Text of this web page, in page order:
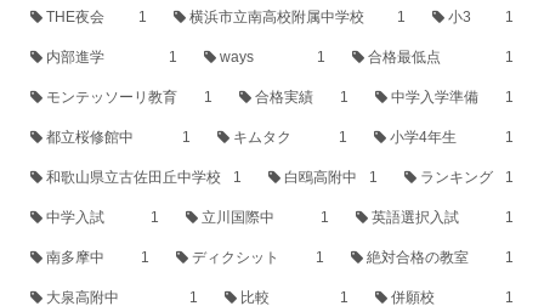
THE夜会 1 横浜市立南高校附属中学校 1 小3 1
内部進学 1 ways 1 合格最低点 1
モンテッソーリ教育 1 合格実績 1 中学入学準備 1
都立桜修館中 1 キムタク 1 小学4年生 1
和歌山県立古佐田丘中学校 1 白鴎高附中 1 ランキング 1
中学入試 1 立川国際中 1 英語選択入試 1
南多摩中 1 ディクシット 1 絶対合格の教室 1
大泉高附中 1 比較 1 併願校 1